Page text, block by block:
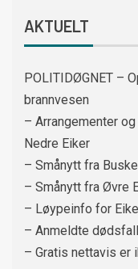
AKTUELT
POLITIDØGNET –
brannvesen
– Arrangementer
Nedre Eiker
– Smånytt fra
– Smånytt fra Øvre
– Løypeinfo for
– Anmeldte
– Gratis nettavis er